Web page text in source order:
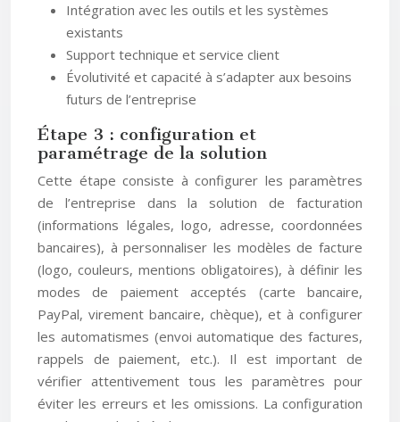
Intégration avec les outils et les systèmes
existants
Support technique et service client
Évolutivité et capacité à s’adapter aux besoins
futurs de l’entreprise
Étape 3 : configuration et
paramétrage de la solution
Cette étape consiste à configurer les paramètres
de l’entreprise dans la solution de facturation
(informations légales, logo, adresse, coordonnées
bancaires), à personnaliser les modèles de facture
(logo, couleurs, mentions obligatoires), à définir les
modes de paiement acceptés (carte bancaire,
PayPal, virement bancaire, chèque), et à configurer
les automatismes (envoi automatique des factures,
rappels de paiement, etc.). Il est important de
vérifier attentivement tous les paramètres pour
éviter les erreurs et les omissions. La configuration